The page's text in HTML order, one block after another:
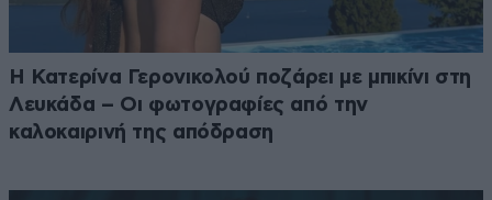
Η Κατερίνα Γερονικολού ποζάρει με μπικίνι στη
Λευκάδα – Οι φωτογραφίες από την
καλοκαιρινή της απόδραση